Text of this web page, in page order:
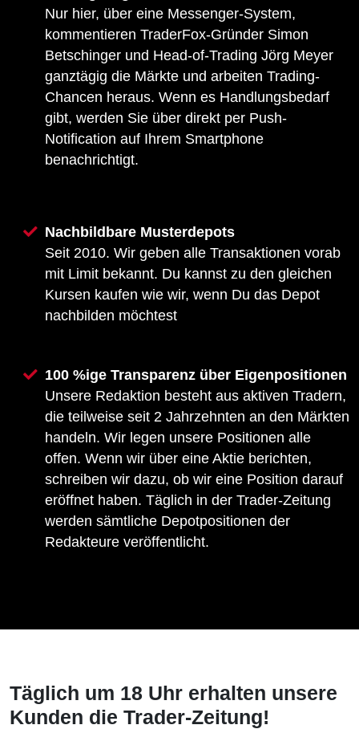
Nur hier, über eine Messenger-System,
kommentieren TraderFox-Gründer Simon
Betschinger und Head-of-Trading Jörg Meyer
ganztägig die Märkte und arbeiten Trading-
Chancen heraus. Wenn es Handlungsbedarf
gibt, werden Sie über direkt per Push-
Notification auf Ihrem Smartphone
benachrichtigt.
Nachbildbare Musterdepots
Seit 2010. Wir geben alle Transaktionen vorab
mit Limit bekannt. Du kannst zu den gleichen
Kursen kaufen wie wir, wenn Du das Depot
nachbilden möchtest
100 %ige Transparenz über Eigenpositionen
Unsere Redaktion besteht aus aktiven Tradern,
die teilweise seit 2 Jahrzehnten an den Märkten
handeln. Wir legen unsere Positionen alle
offen. Wenn wir über eine Aktie berichten,
schreiben wir dazu, ob wir eine Position darauf
eröffnet haben. Täglich in der Trader-Zeitung
werden sämtliche Depotpositionen der
Redakteure veröffentlicht.
Täglich um 18 Uhr erhalten unsere
Kunden die Trader-Zeitung!